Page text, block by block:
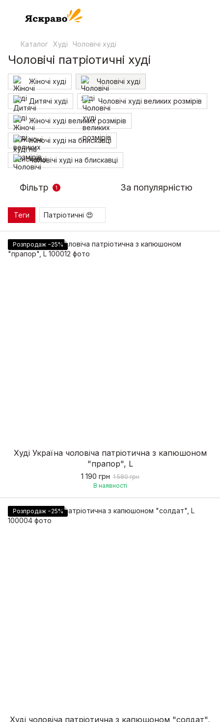
Каталог Худі Чоловічі худі
Чоловічі патріотичні худі
Жіночі худі Чоловічі худі
Дитячі худі Чоловічі худі великих розмірів
Жіночі худі великих розмірів
Жіночі худі на блискавці
Чоловічі худі на блискавці
Фільтр 1 За популярністю
Теги Патріотичні 😍
Розпродаж −25%
Худі Україна чоловіча патріотична з капюшоном
"прапор", L
1 190 грн 1 580 грн
В наявності
Розпродаж −25%
Худі чоловіча патріотична з капюшоном "солдат",